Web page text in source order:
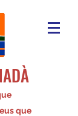
que